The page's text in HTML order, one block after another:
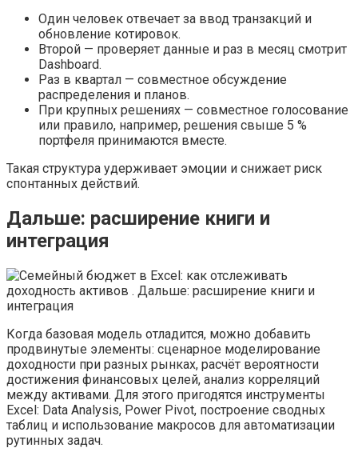
Один человек отвечает за ввод транзакций и
обновление котировок.
Второй — проверяет данные и раз в месяц смотрит
Dashboard.
Раз в квартал — совместное обсуждение
распределения и планов.
При крупных решениях — совместное голосование
или правило, например, решения свыше 5 %
портфеля принимаются вместе.
Такая структура удерживает эмоции и снижает риск
спонтанных действий.
Дальше: расширение книги и
интеграция
Когда базовая модель отладится, можно добавить
продвинутые элементы: сценарное моделирование
доходности при разных рынках, расчёт вероятности
достижения финансовых целей, анализ корреляций
между активами. Для этого пригодятся инструменты
Excel: Data Analysis, Power Pivot, построение сводных
таблиц и использование макросов для автоматизации
рутинных задач.